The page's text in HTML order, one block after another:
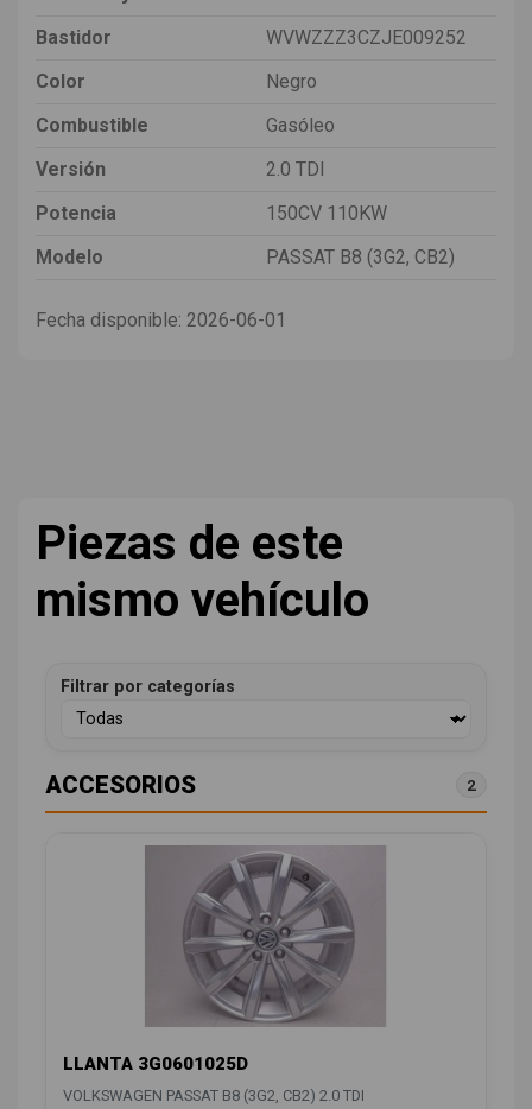
Bastidor
WVWZZZ3CZJE009252
Color
Negro
Combustible
Gasóleo
Versión
2.0 TDI
Potencia
150CV 110KW
Modelo
PASSAT B8 (3G2, CB2)
Fecha disponible: 2026-06-01
Piezas de este
mismo vehículo
Filtrar por categorías
ACCESORIOS 2
LLANTA 3G0601025D
VOLKSWAGEN PASSAT B8 (3G2, CB2) 2.0 TDI